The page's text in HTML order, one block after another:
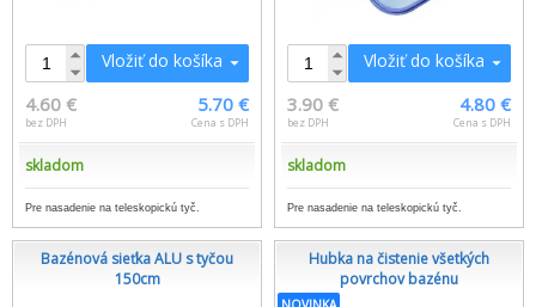
Vložiť do košíka
4.60 €
bez DPH
5.70 €
Cena s DPH
skladom
Pre nasadenie na teleskopickú tyč.
Vložiť do košíka
3.90 €
bez DPH
4.80 €
Cena s DPH
skladom
Pre nasadenie na teleskopickú tyč.
Bazénová sieťka ALU s tyčou
150cm
Hubka na čistenie všetkých
povrchov bazénu